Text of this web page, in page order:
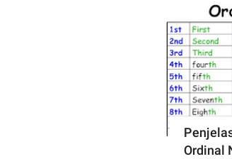
Ordinal